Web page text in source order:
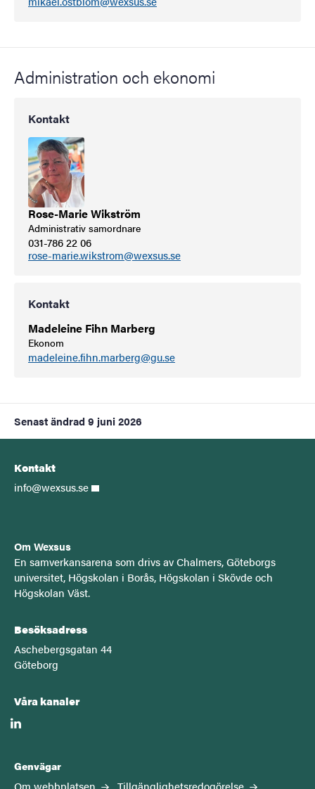
Administration och ekonomi
Kontakt
Rose-Marie Wikström
Administrativ samordnare
031-786 22 06
rose-marie.wikstrom@wexsus.se
Kontakt
Madeleine Fihn Marberg
Ekonom
madeleine.fihn.marberg@gu.se
Senast ändrad 9 juni 2026
Kontakt
info@wexsus.se
Om Wexsus
En samverkansarena som drivs av Chalmers, Göteborgs
universitet, Högskolan i Borås, Högskolan i Skövde och
Högskolan Väst.
Besöksadress
Aschebergsgatan 44
Göteborg
Våra kanaler
linkedin
Genvägar